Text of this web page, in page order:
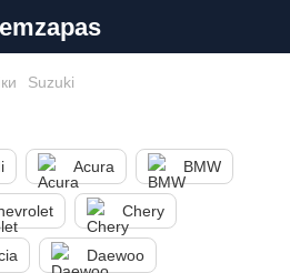
Suzuki
Acura BMW
Chery
Daewoo